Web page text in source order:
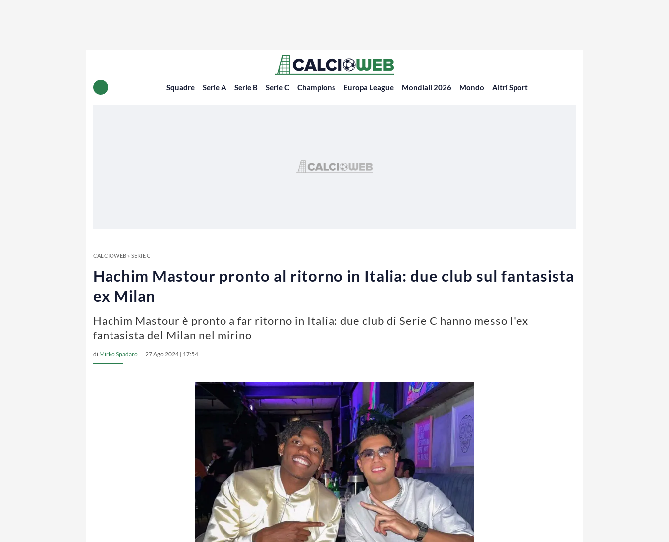
Squadre Serie A Serie B Serie C Champions Europa League Mondiali 2026 Mondo Altri Sport
CALCIOWEB» SERIE C
Hachim Mastour pronto al ritorno in Italia: due club sul fantasista
ex Milan
Hachim Mastour è pronto a far ritorno in Italia: due club di Serie C hanno messo l'ex
fantasista del Milan nel mirino
di Mirko Spadaro 27 Ago 2024 | 17:54